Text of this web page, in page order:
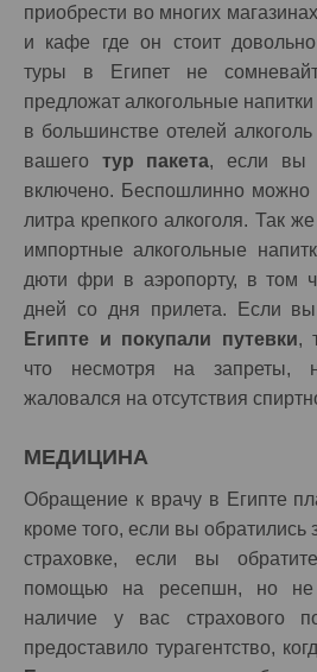
приобрести во многих
и кафе где он стоит
туры в Египет не
предложат алкогольные
в большинстве отелей
вашего тур пакета, если вы
включено. Беспошлинно можно
литра крепкого алкоголя. Так
импортные алкогольные
дюти фри в аэропорту, в том
дней со дня прилета. Если
Египте и покупали путевки,
что несмотря на запреты,
жаловался на отсутствия
МЕДИЦИНА
Обращение к врачу в Египте
кроме того, если вы
страховке, если вы
помощью на ресепшн, но не
наличие у вас страхового
предоставило турагентство,